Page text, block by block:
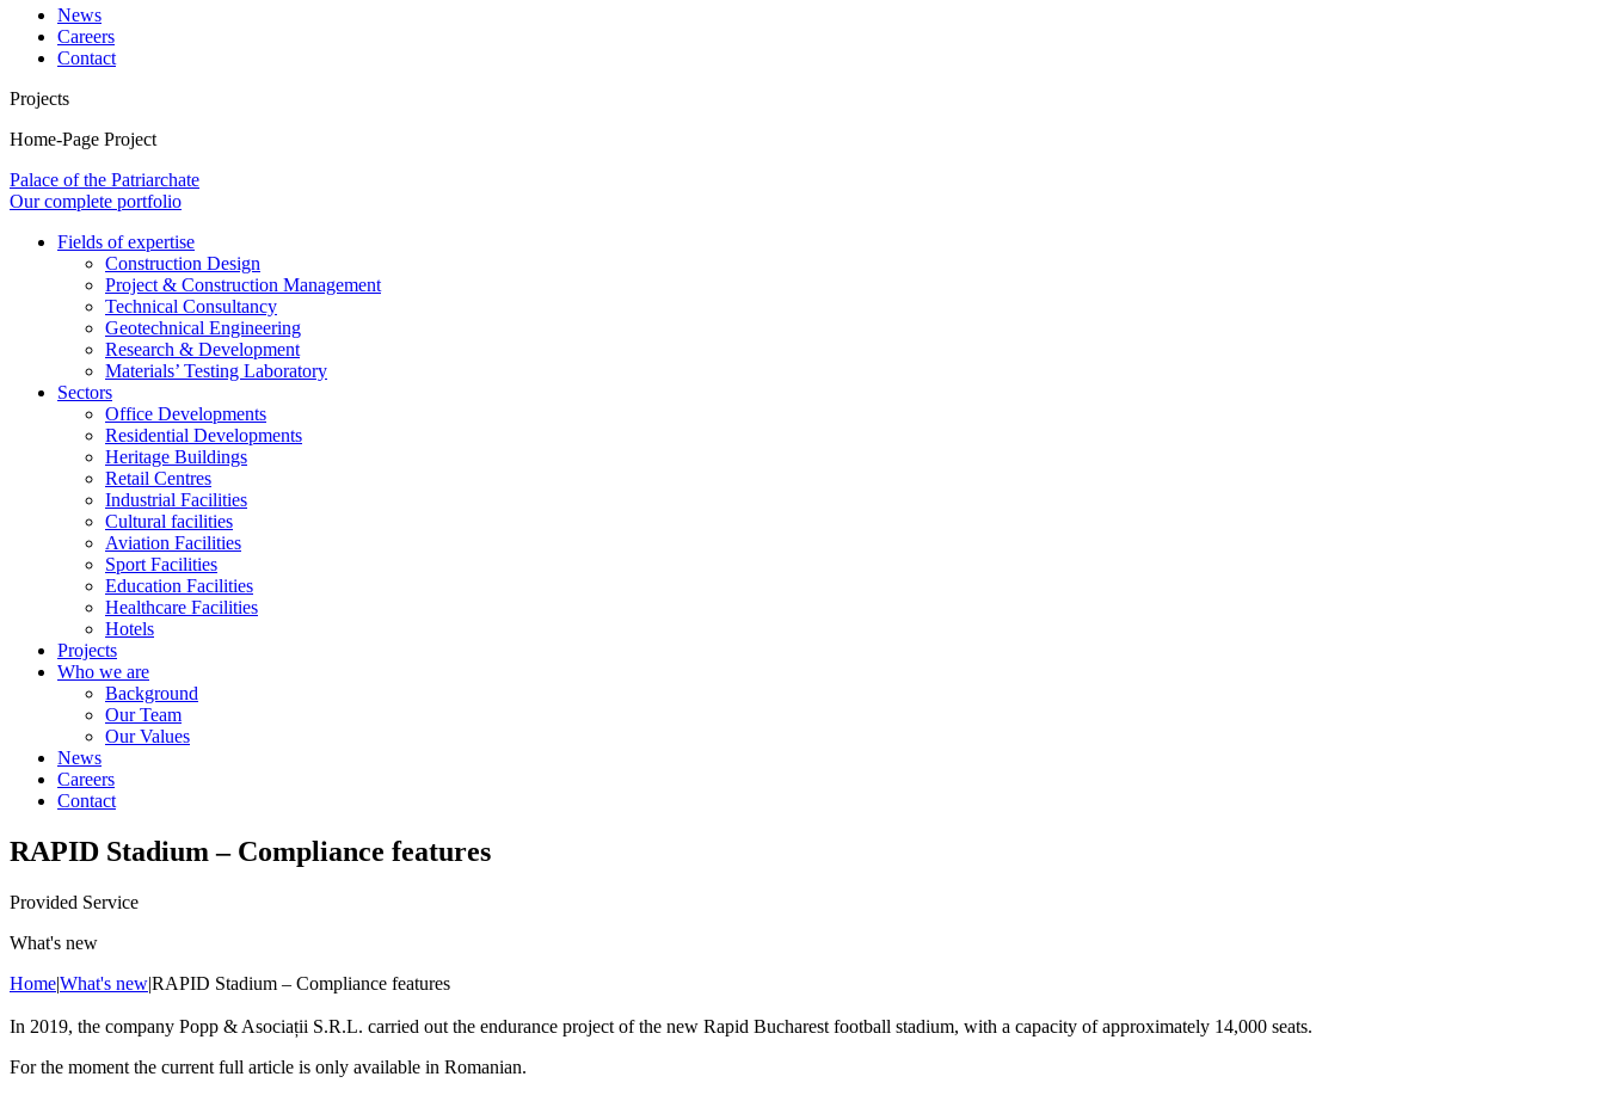
News
Careers
Contact
Projects
Home-Page Project
Palace of the Patriarchate
Our complete portfolio
Fields of expertise
Construction Design
Project & Construction Management
Technical Consultancy
Geotechnical Engineering
Research & Development
Materials’ Testing Laboratory
Sectors
Office Developments
Residential Developments
Heritage Buildings
Retail Centres
Industrial Facilities
Cultural facilities
Aviation Facilities
Sport Facilities
Education Facilities
Healthcare Facilities
Hotels
Projects
Who we are
Background
Our Team
Our Values
News
Careers
Contact
RAPID Stadium – Compliance features
Provided Service
What's new
Home|What's new|RAPID Stadium – Compliance features
In 2019, the company Popp & Asociații S.R.L. carried out the endurance project of the new Rapid Bucharest football stadium, with a capacity of approximately 14,000 seats.
For the moment the current full article is only available in Romanian.